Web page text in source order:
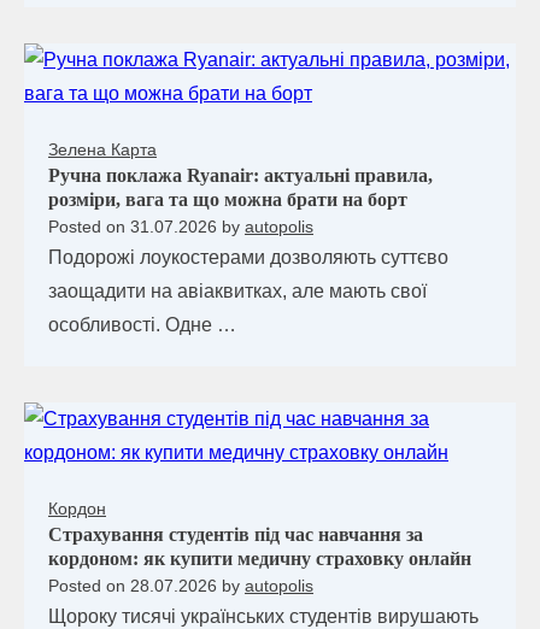
Зелена Карта
Ручна поклажа Ryanair: актуальні правила,
розміри, вага та що можна брати на борт
Posted on 31.07.2026 by autopolis
Подорожі лоукостерами дозволяють суттєво
заощадити на авіаквитках, але мають свої
особливості. Одне …
Кордон
Страхування студентів під час навчання за
кордоном: як купити медичну страховку онлайн
Posted on 28.07.2026 by autopolis
Щороку тисячі українських студентів вирушають